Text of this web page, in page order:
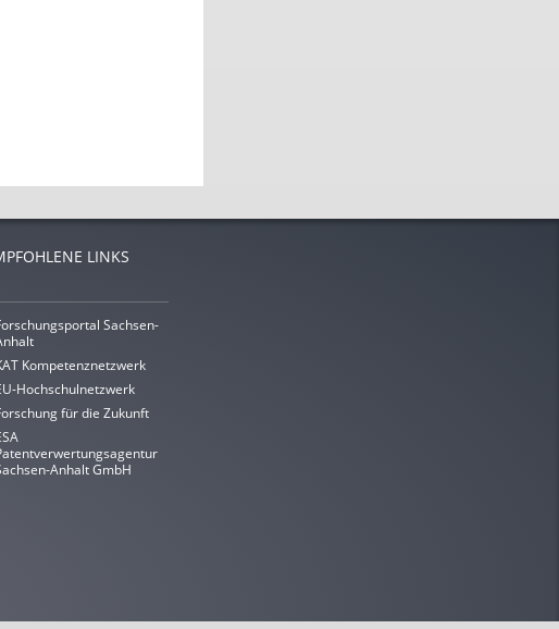
LINKS
Sachsen-
Kompetenznetzwerk
Hochschulnetzwerk
für die Zukunft
Anhalt GmbH